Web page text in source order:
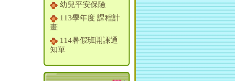
幼兒平安保險
113學年度 課程計
畫
114暑假班開課通
知單